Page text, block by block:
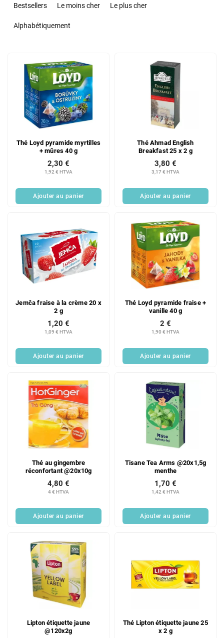
Bestsellers Le moins cher Le plus cher
Alphabétiquement
Thé Loyd pyramide myrtilles
+ mûres 40 g
1,92 € HTVA
2,30 €
Ajouter au panier
Thé Ahmad English
Breakfast 25 x 2 g
3,17 € HTVA
3,80 €
Ajouter au panier
Jemča fraise à la crème 20 x
2 g
1,09 € HTVA
1,20 €
Ajouter au panier
Thé Loyd pyramide fraise +
vanille 40 g
1,90 € HTVA
2 €
Ajouter au panier
Thé au gingembre
réconfortant @20x10g
4 € HTVA
4,80 €
Ajouter au panier
Tisane Tea Arms @20x1,5g
menthe
1,42 € HTVA
1,70 €
Ajouter au panier
Lipton étiquette jaune
@120x2g
Thé Lipton étiquette jaune 25
x 2 g